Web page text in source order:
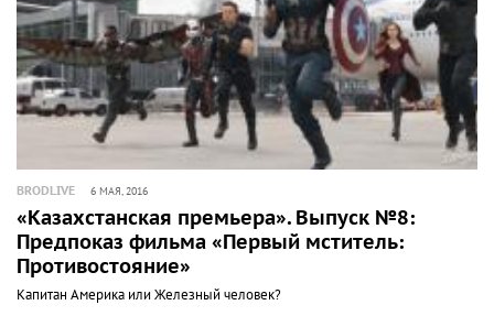
BRODLIVE 6 МАЯ, 2016
«Казахстанская премьера». Выпуск №8:
Предпоказ фильма «Первый мститель:
Противостояние»
Капитан Америка или Железный человек?